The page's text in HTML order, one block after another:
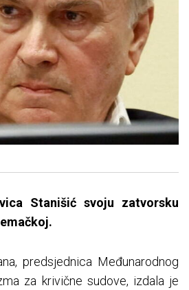
Stanišić svoju zatvorsku
predsjednica Međunarodnog
za krivične sudove, izdala je